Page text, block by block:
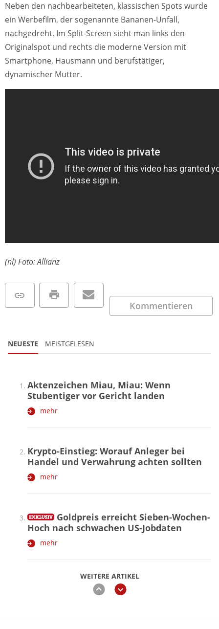
Neben den nachbearbeiteten, klassischen Spots wurde
ein Werbefilm, der sogenannte Bananen-Unfall,
nachgedreht. Im Split-Screen sieht man links den
Originalspot und rechts die moderne Version mit
Smartphone, Hausmann und berufstätiger,
dynamischer Mutter.
(nl) Foto: Allianz
Kommentieren
NEUESTE MEISTGELESEN
WEITERE ARTIKEL
zurückweiter
Aktenzeichen Miau, Miau: Wenn
Stubentiger vor Gericht landen
mehr
Krypto-Einstieg: Worauf Anleger bei
Handel und Verwahrung achten sollten
mehr
Goldpreis erreicht Sieben-Wochen-
Hoch nach schwachen US-Jobdaten
mehr